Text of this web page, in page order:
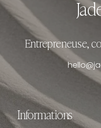
Entrepreneuse,
Informations